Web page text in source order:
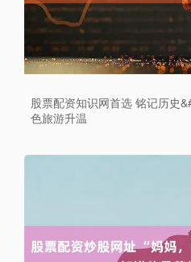
股票配资知识网首选 铭记历史
色旅游升温